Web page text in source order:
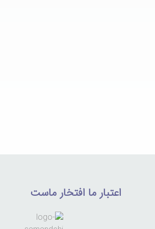
اعتبار ما افتخار ماست